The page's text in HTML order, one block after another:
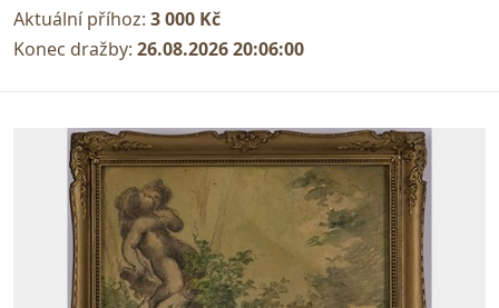
Aktuální příhoz: 3 000 Kč
Konec dražby: 26.08.2026 20:06:00